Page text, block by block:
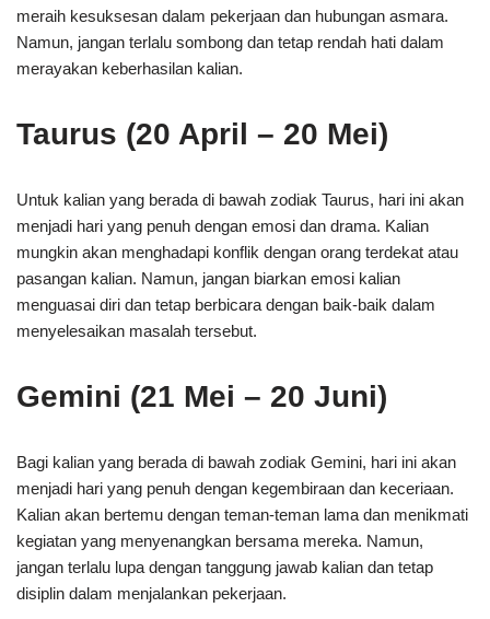
meraih kesuksesan dalam pekerjaan dan hubungan asmara.
Namun, jangan terlalu sombong dan tetap rendah hati dalam
merayakan keberhasilan kalian.
Taurus (20 April – 20 Mei)
Untuk kalian yang berada di bawah zodiak Taurus, hari ini akan
menjadi hari yang penuh dengan emosi dan drama. Kalian
mungkin akan menghadapi konflik dengan orang terdekat atau
pasangan kalian. Namun, jangan biarkan emosi kalian
menguasai diri dan tetap berbicara dengan baik-baik dalam
menyelesaikan masalah tersebut.
Gemini (21 Mei – 20 Juni)
Bagi kalian yang berada di bawah zodiak Gemini, hari ini akan
menjadi hari yang penuh dengan kegembiraan dan keceriaan.
Kalian akan bertemu dengan teman-teman lama dan menikmati
kegiatan yang menyenangkan bersama mereka. Namun,
jangan terlalu lupa dengan tanggung jawab kalian dan tetap
disiplin dalam menjalankan pekerjaan.